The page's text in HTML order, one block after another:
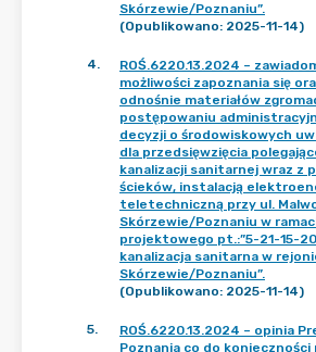
Skórzewie/Poznaniu”.
(Opublikowano: 2025-11-14)
4.
ROŚ.6220.13.2024 –
możliwości zapoznania się
odnośnie materiałów
postępowaniu
decyzji o środowiskowych
dla przedsięwzięcia
kanalizacji sanitarnej wraz z
ścieków, instalacją
teletechniczną przy ul.
Skórzewie/Poznaniu w
projektowego pt.:”5-21-15-
kanalizacja sanitarna w
Skórzewie/Poznaniu”.
(Opublikowano: 2025-11-14)
5.
ROŚ.6220.13.2024 – opinia
Poznania co do